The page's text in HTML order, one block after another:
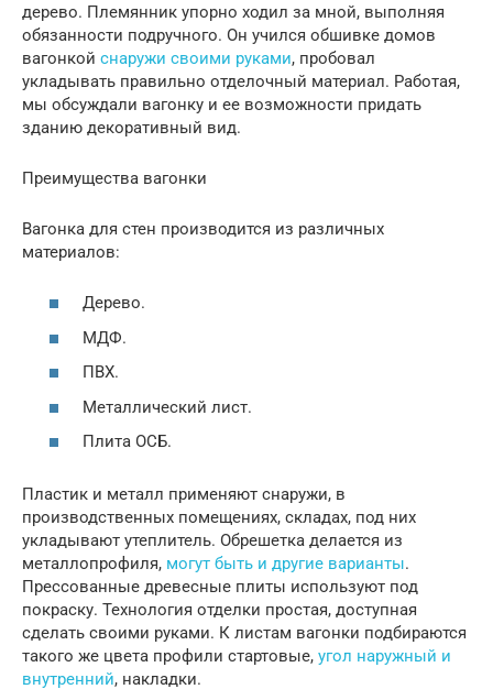
дерево. Племянник упорно ходил за мной, выполняя
обязанности подручного. Он учился обшивке домов
вагонкой снаружи своими руками, пробовал
укладывать правильно отделочный материал. Работая,
мы обсуждали вагонку и ее возможности придать
зданию декоративный вид.
Преимущества вагонки
Вагонка для стен производится из различных
материалов:
Дерево.
МДФ.
ПВХ.
Металлический лист.
Плита ОСБ.
Пластик и металл применяют снаружи, в
производственных помещениях, складах, под них
укладывают утеплитель. Обрешетка делается из
металлопрофиля, могут быть и другие варианты.
Прессованные древесные плиты используют под
покраску. Технология отделки простая, доступная
сделать своими руками. К листам вагонки подбираются
такого же цвета профили стартовые, угол наружный и
внутренний, накладки.